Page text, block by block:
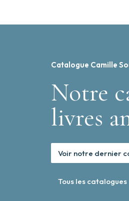
Catalogue Camille
Notre
livres
Voir notre dernier
Tous les catalogues